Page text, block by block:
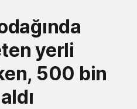
yerli
500 bin